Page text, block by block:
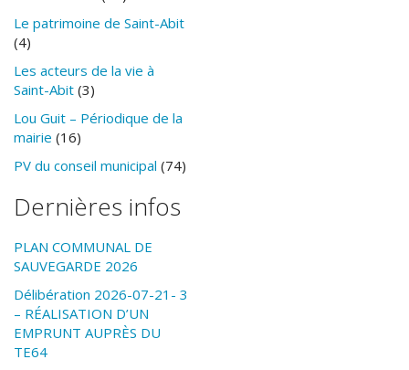
Le patrimoine de Saint-Abit
(4)
Les acteurs de la vie à
Saint-Abit (3)
Lou Guit – Périodique de la
mairie (16)
PV du conseil municipal (74)
Dernières infos
PLAN COMMUNAL DE
SAUVEGARDE 2026
Délibération 2026-07-21- 3
– RÉALISATION D’UN
EMPRUNT AUPRÈS DU
TE64